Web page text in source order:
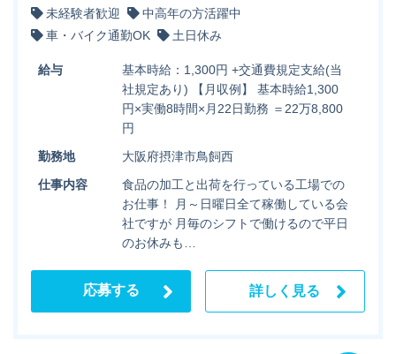
未経験者歓迎
中高年の方活躍中
車・バイク通勤OK
土日休み
給与
基本時給：1,300円 +交通費規定支給(当
社規定あり) 【月収例】 基本時給1,300
円×実働8時間×月22日勤務 ＝22万8,800
円
勤務地
大阪府摂津市鳥飼西
仕事内容
食品の加工と出荷を行っている工場での
お仕事！ 月～日曜日全て稼働している会
社ですが 月毎のシフトで働けるので平日
のお休みも…
応募する 詳しく見る